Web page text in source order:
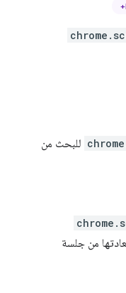
للبحث من
من جلسة